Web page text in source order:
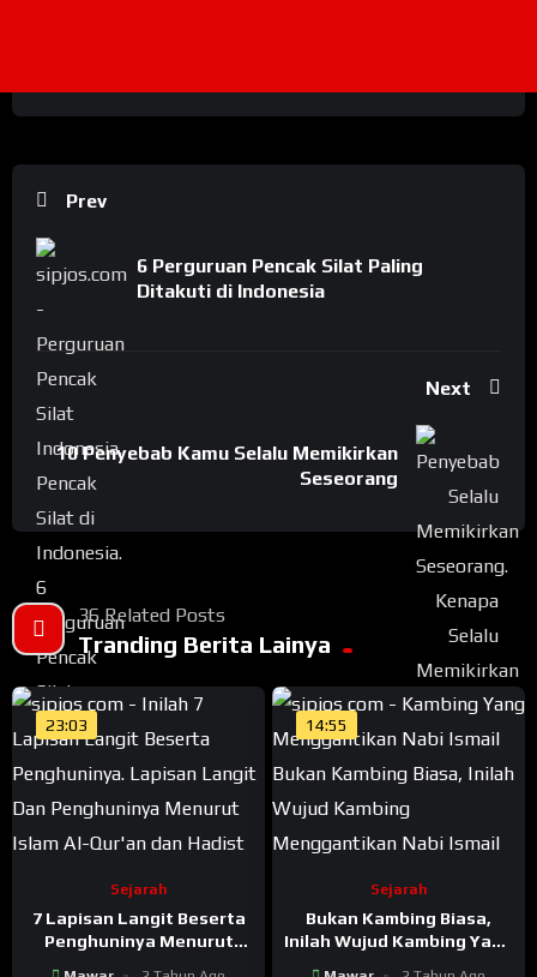
Prev
6 Perguruan Pencak Silat Paling
Ditakuti di Indonesia
Next
10 Penyebab Kamu Selalu Memikirkan
Seseorang
36 Related Posts
Tranding Berita Lainya
23:03
Sejarah
7 Lapisan Langit Beserta
Penghuninya Menurut
14:55
Sejarah
Bukan Kambing Biasa,
Inilah Wujud Kambing Yang